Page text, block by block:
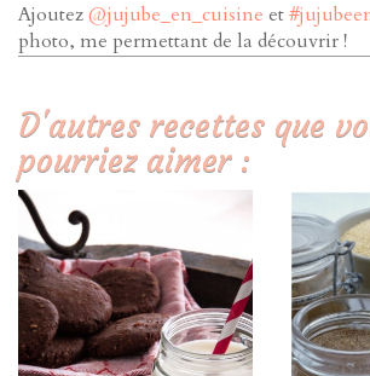
Ajoutez@jujube_en_cuisine et
photo, me permettant de la découvrir !
D'autres recettes que
pourriez aimer :